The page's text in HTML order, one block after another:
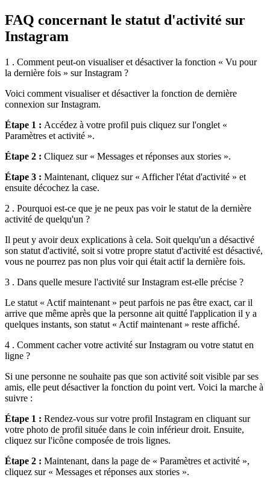
FAQ concernant le statut d'activité sur
Instagram
1 . Comment peut-on visualiser et désactiver la fonction « Vu pour
la dernière fois » sur Instagram ?
Voici comment visualiser et désactiver la fonction de dernière
connexion sur Instagram.
Étape 1 : Accédez à votre profil puis cliquez sur l'onglet «
Paramètres et activité ».
Étape 2 : Cliquez sur « Messages et réponses aux stories ».
Étape 3 : Maintenant, cliquez sur « Afficher l'état d'activité » et
ensuite décochez la case.
2 . Pourquoi est-ce que je ne peux pas voir le statut de la dernière
activité de quelqu'un ?
Il peut y avoir deux explications à cela. Soit quelqu'un a désactivé
son statut d'activité, soit si votre propre statut d'activité est désactivé,
vous ne pourrez pas non plus voir qui était actif la dernière fois.
3 . Dans quelle mesure l'activité sur Instagram est-elle précise ?
Le statut « Actif maintenant » peut parfois ne pas être exact, car il
arrive que même après que la personne ait quitté l'application il y a
quelques instants, son statut « Actif maintenant » reste affiché.
4 . Comment cacher votre activité sur Instagram ou votre statut en
ligne ?
Si une personne ne souhaite pas que son activité soit visible par ses
amis, elle peut désactiver la fonction du point vert. Voici la marche à
suivre :
Étape 1 : Rendez-vous sur votre profil Instagram en cliquant sur
votre photo de profil située dans le coin inférieur droit. Ensuite,
cliquez sur l'icône composée de trois lignes.
Étape 2 : Maintenant, dans la page de « Paramètres et activité »,
cliquez sur « Messages et réponses aux stories ».